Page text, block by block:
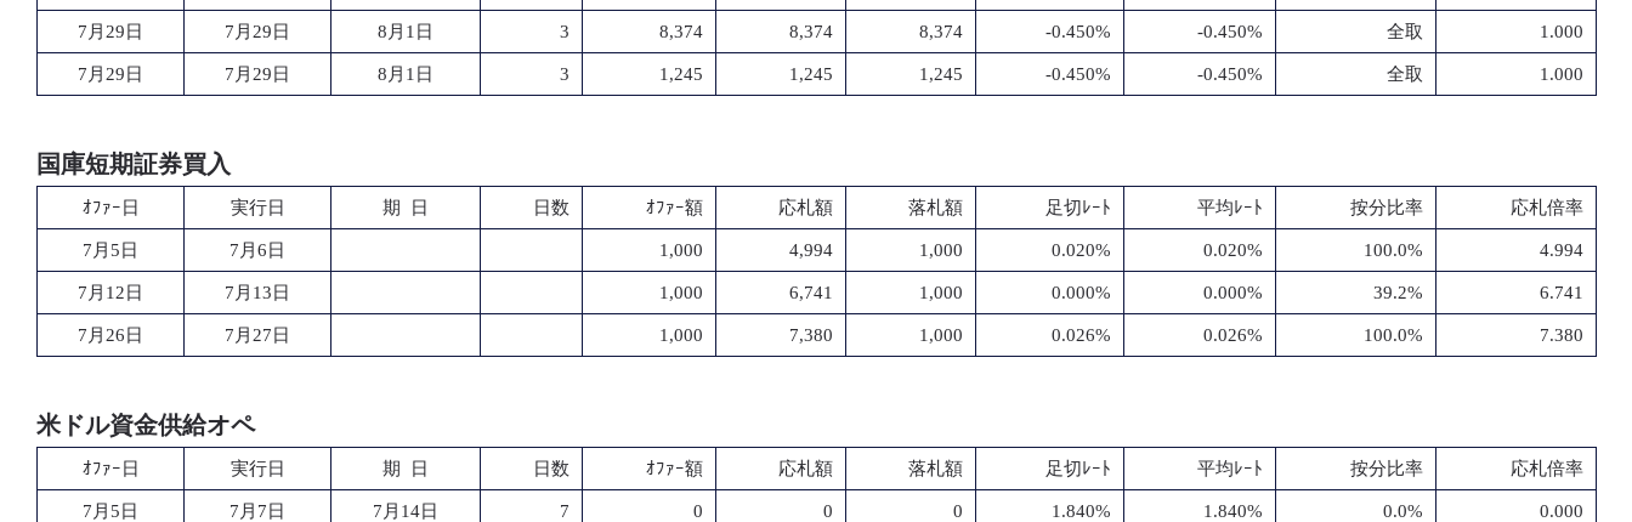
7月29日 7月29日 8月1日 3 8,374 8,374 8,374 -0.450% -0.450% 全取 1.000
7月29日 7月29日 8月1日 3 1,245 1,245 1,245 -0.450% -0.450% 全取 1.000
国庫短期証券買入
ｵﾌｧｰ日 実行日 期 日 日数 ｵﾌｧｰ額 応札額 落札額 足切ﾚｰﾄ 平均ﾚｰﾄ 按分比率 応札倍率
7月5日 7月6日 1,000 4,994 1,000 0.020% 0.020% 100.0% 4.994
7月12日 7月13日 1,000 6,741 1,000 0.000% 0.000% 39.2% 6.741
7月26日 7月27日 1,000 7,380 1,000 0.026% 0.026% 100.0% 7.380
米ドル資金供給オペ
ｵﾌｧｰ日 実行日 期 日 日数 ｵﾌｧｰ額 応札額 落札額 足切ﾚｰﾄ 平均ﾚｰﾄ 按分比率 応札倍率
7月5日 7月7日 7月14日 7 0 0 0 1.840% 1.840% 0.0% 0.000